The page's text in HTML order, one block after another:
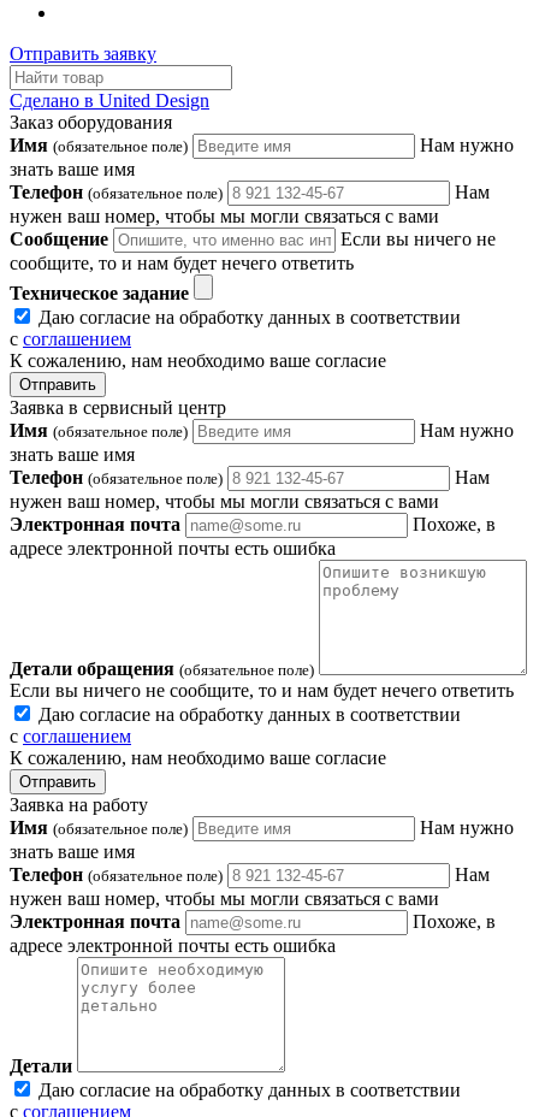
Отправить заявку
Сделано в United Design
Заказ оборудования
Имя (обязательное поле)
Нам нужно
знать ваше имя
Телефон (обязательное поле)
Нам
нужен ваш номер, чтобы мы могли связаться с вами
Сообщение
Если вы ничего не
сообщите, то и нам будет нечего ответить
Техническое задание
Даю согласие на обработку данных в соответствии
с соглашением
К сожалению, нам необходимо ваше согласие
Отправить
Заявка в сервисный центр
Имя (обязательное поле)
Нам нужно
знать ваше имя
Телефон (обязательное поле)
Нам
нужен ваш номер, чтобы мы могли связаться с вами
Электронная почта
Похоже, в
адресе электронной почты есть ошибка
Детали обращения (обязательное поле)
Если вы ничего не сообщите, то и нам будет нечего ответить
Даю согласие на обработку данных в соответствии
с соглашением
К сожалению, нам необходимо ваше согласие
Отправить
Заявка на работу
Имя (обязательное поле)
Нам нужно
знать ваше имя
Телефон (обязательное поле)
Нам
нужен ваш номер, чтобы мы могли связаться с вами
Электронная почта
Похоже, в
адресе электронной почты есть ошибка
Детали
Даю согласие на обработку данных в соответствии
с соглашением